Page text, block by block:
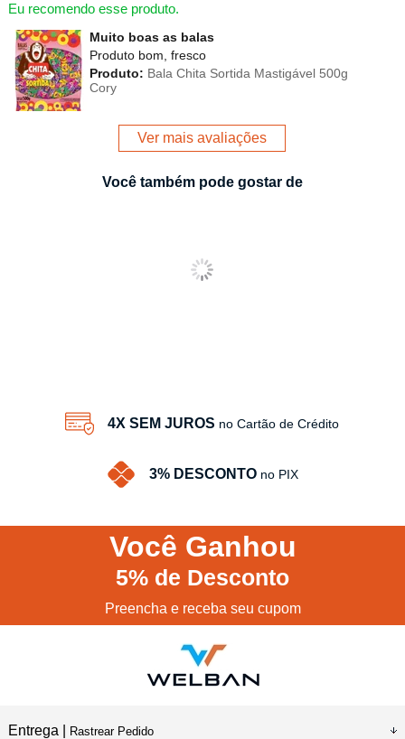
Eu recomendo esse produto.
Muito boas as balas
Produto bom, fresco
Produto: Bala Chita Sortida Mastigável 500g
Cory
Ver mais avaliações
Você também pode gostar de
4X SEM JUROS no Cartão de Crédito
3% DESCONTO no PIX
Você Ganhou
5% de Desconto
Preencha e receba seu cupom
Entrega | Rastrear Pedido